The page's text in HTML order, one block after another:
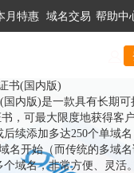
月特惠 域名交易 帮助中
书(国内版)
国内版)是一款具有长期
，可最大限度地获得客
续添加多达250个单域
名开始（而传统的多域名
域名，非常方便、灵活。